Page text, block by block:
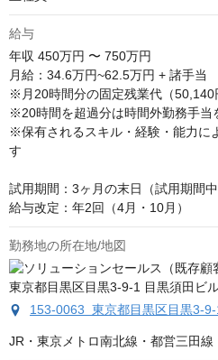
給与
年収 450万円 〜 750万円
月給：34.6万円~62.5万円 + 諸手当
※月20時間分の固定残業代（
※20時間を超過分は時間外勤務手当
※保有されるスキル・経験・能力に
す
試用期間：3ヶ月の末日（試用期間
給与改定：年2回（4月・10月）
勤務地の所在地/地図
153-0063 東京都目黒区目黒3-
JR・東京メトロ南北線・都営三田